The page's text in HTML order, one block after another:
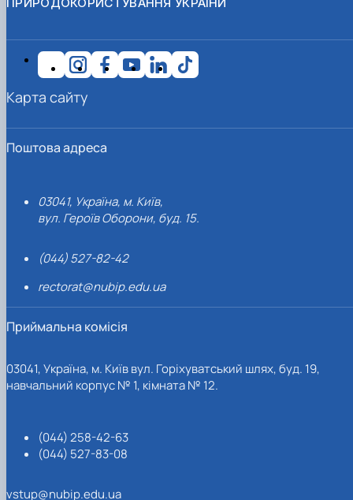
Поштова адреса
03041, Україна, м. Київ,
вул. Героїв Оборони, буд. 15.
(044) 527-82-42
rectorat@nubip.edu.ua
Приймальна комісія
03041, Україна, м. Київ вул. Горіхуватський шлях, буд. 19,
навчальний корпус № 1, кімната № 12.
(044) 258-42-63
(044) 527-83-08
vstup@nubip.edu.ua
Карта сайту